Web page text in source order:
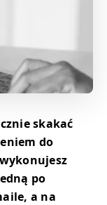
skakać
do
po
a na